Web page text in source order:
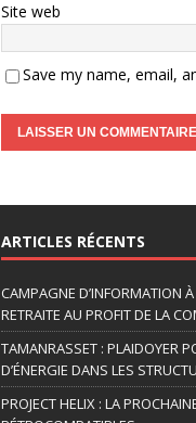
Site web
Save my name, email,
t
e
r
n
a
t
i
v
ARTICLES RÉCENTS
CAMPAGNE D’INFORMATION
RETRAITE AU PROFIT DE LA
TAMANRASSET : PLAIDOYER
D’ÉNERGIE DANS LES
PROJECT HELIX : LA